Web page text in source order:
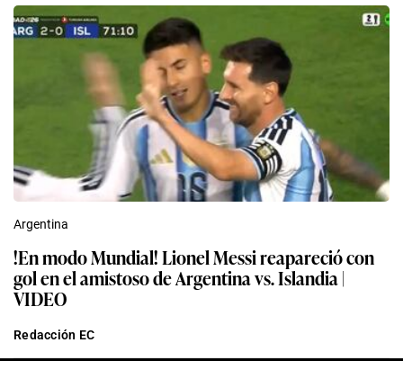
Argentina
!En modo Mundial! Lionel Messi reapareció con
gol en el amistoso de Argentina vs. Islandia |
VIDEO
Redacción EC